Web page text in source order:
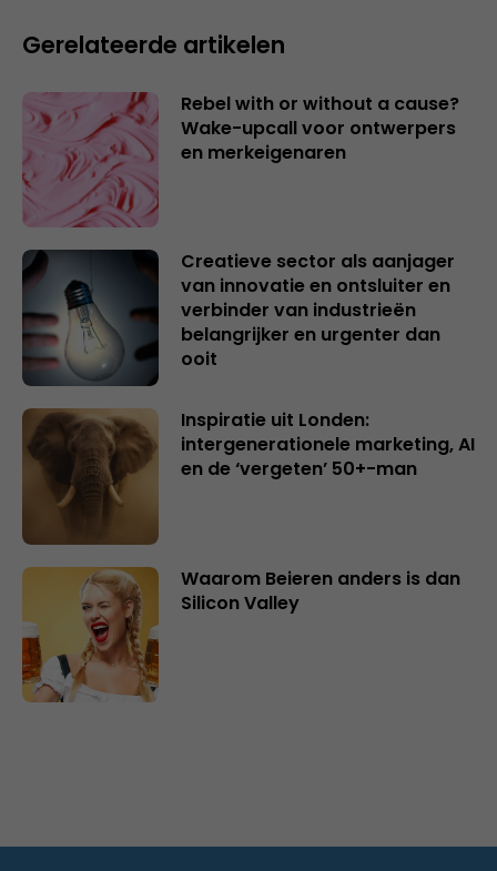
Gerelateerde artikelen
Rebel with or without a cause?
Wake-upcall voor ontwerpers
en merkeigenaren
Creatieve sector als aanjager
van innovatie en ontsluiter en
verbinder van industrieën
belangrijker en urgenter dan
ooit
Inspiratie uit Londen:
intergenerationele marketing, AI
en de ‘vergeten’ 50+-man
Waarom Beieren anders is dan
Silicon Valley